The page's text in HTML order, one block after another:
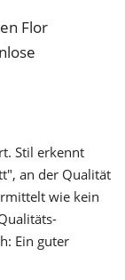
Stil erkennt
an der Qualität
wie kein
Ein guter